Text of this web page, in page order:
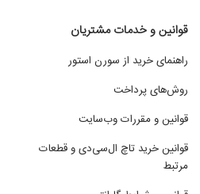
قوانین و خدمات مشتریان
راهنمای خرید از سورن استور
روش‌های پرداخت
قوانین و مقررات وب‌سایت
قوانین خرید تاچ ال‌سی‌دی و قطعات
مرتبط